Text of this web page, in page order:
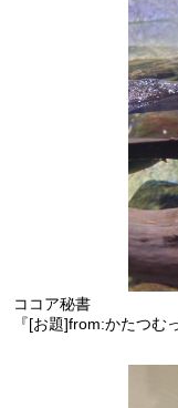
ココア秘書
『[お題]from:かたつむ